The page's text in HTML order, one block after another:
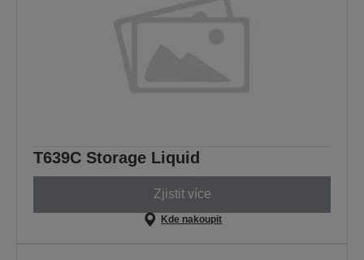
T639C Storage Liquid
Zjistit více
Kde nakoupit